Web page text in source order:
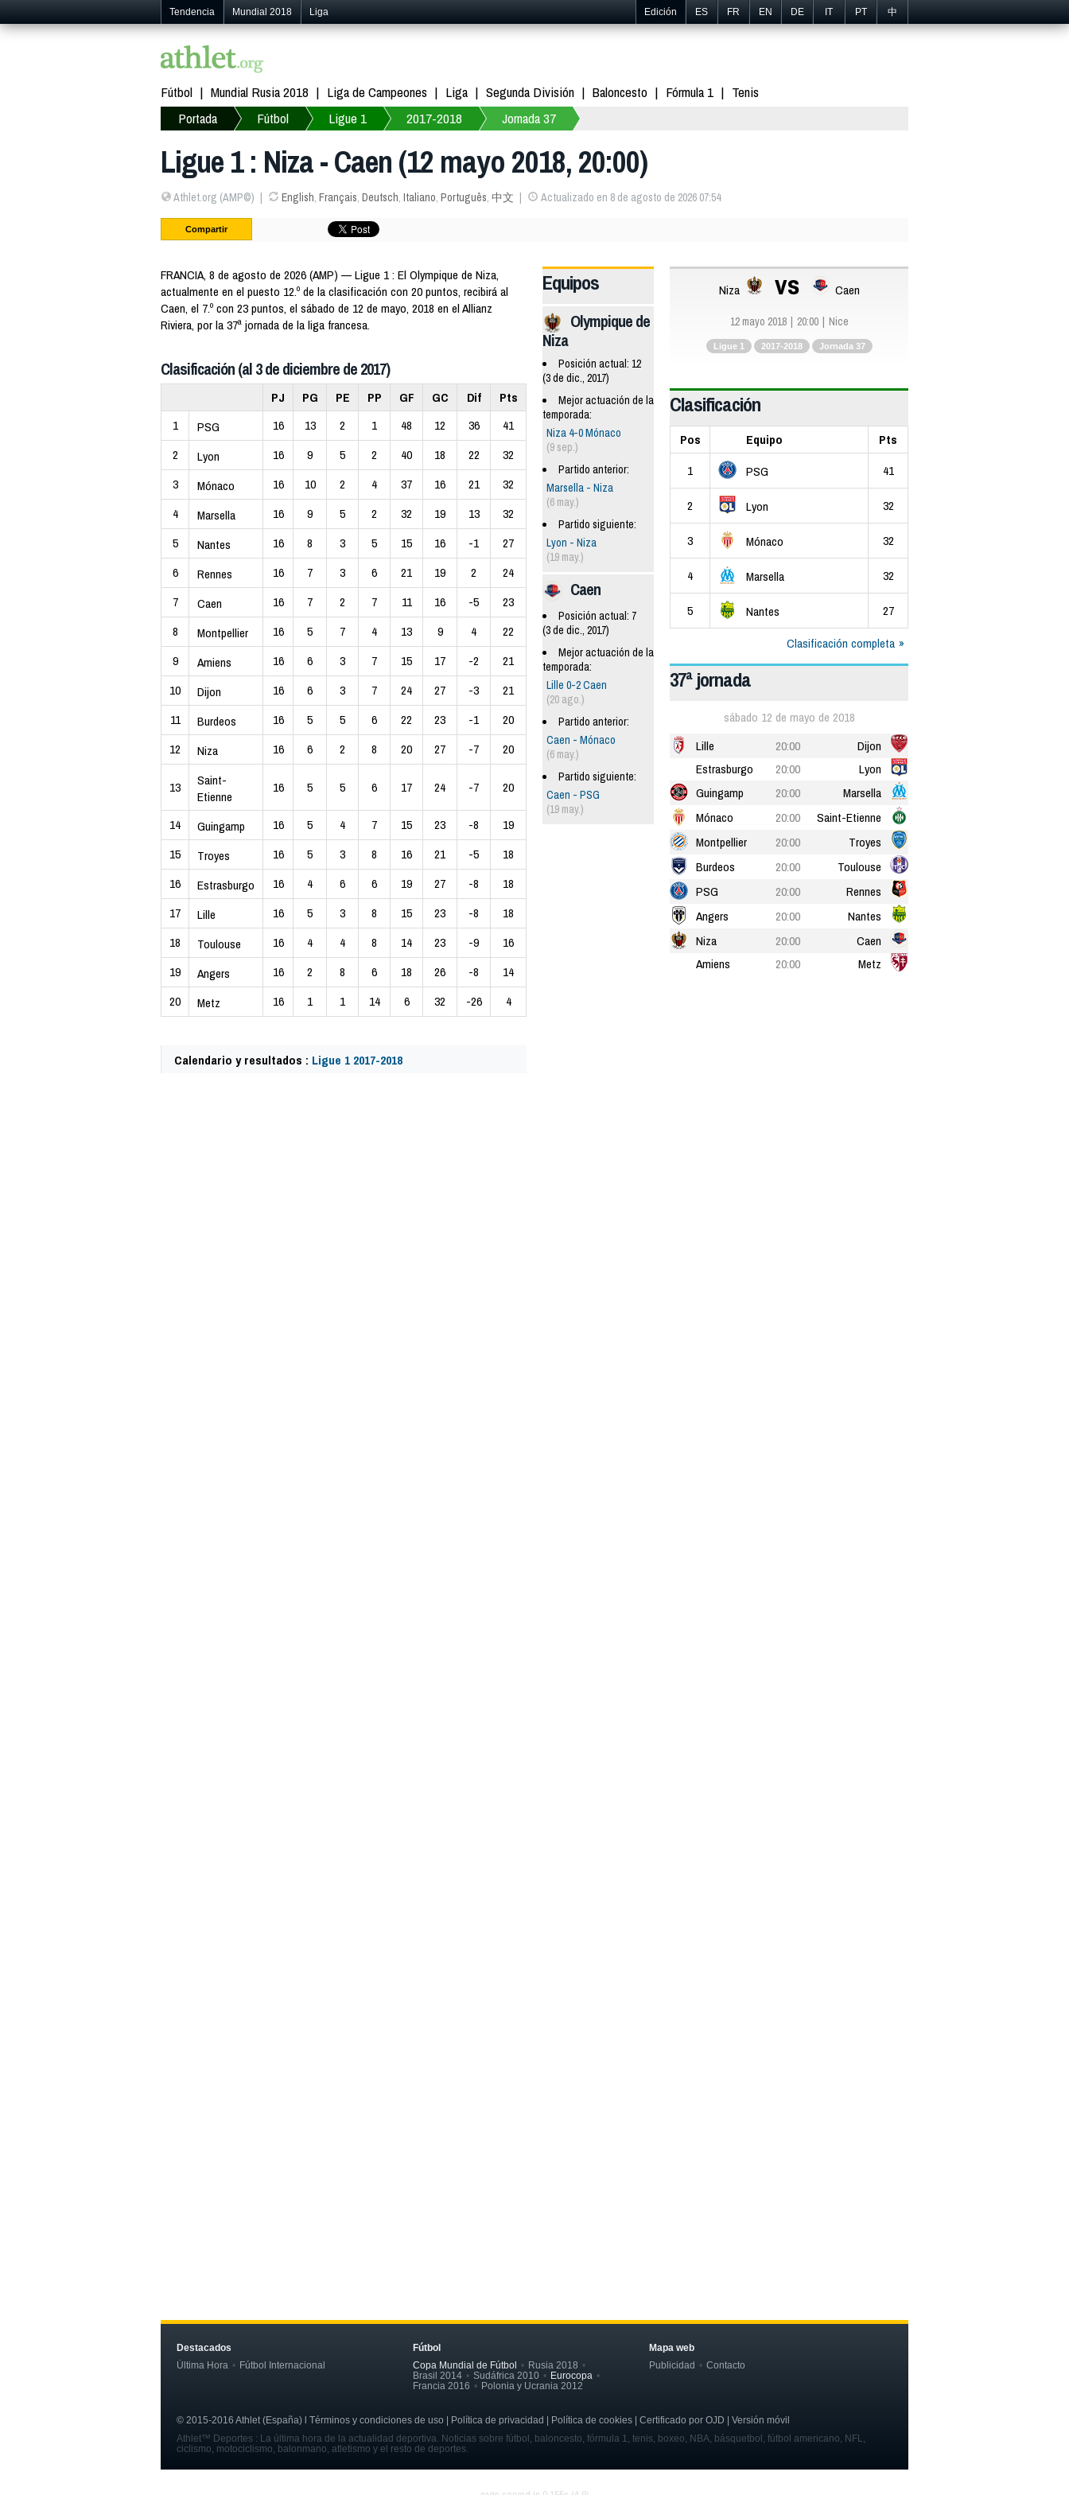
Tendencia Mundial 2018 Liga Edición ES FR EN DE IT PT 中
Fútbol Mundial Rusia 2018 Liga de Campeones Liga Segunda División Baloncesto Fórmula 1
Tenis
Portada
Fútbol Ligue 1 2017-2018 Jornada 37
Ligue 1 : Niza - Caen (12 mayo 2018, 20:00)
Athlet.org (AMP©) English, Français, Deutsch, Italiano, Português, 中文 Actualizado en 8 de agosto de 2026 07:54
Compartir
FRANCIA, 8 de agosto de 2026 (AMP) — Ligue 1 : El Olympique de Niza,
actualmente en el puesto 12.º de la clasificación con 20 puntos, recibirá al
Caen, el 7.º con 23 puntos, el sábado de 12 de mayo, 2018 en el Allianz
Riviera, por la 37ª jornada de la liga francesa.
Clasificación (al 3 de diciembre de 2017)
PJ PG PE PP GF GC Dif
Pts
1
PSG 16 13 2 1 48 12 36
41
2
Lyon 16 9 5 2 40 18 22
32
3
Mónaco 16 10 2 4 37 16 21
32
4
Marsella 16 9 5 2 32 19 13
32
5
Nantes 16 8 3 5 15 16 -1
27
6
Rennes 16 7 3 6 21 19 2
24
7
Caen 16 7 2 7 11 16 -5
23
8
Montpellier 16 5 7 4 13 9 4
22
9
Amiens 16 6 3 7 15 17 -2
21
10
Dijon 16 6 3 7 24 27 -3
21
11
Burdeos 16 5 5 6 22 23 -1
20
12
Niza 16 6 2 8 20 27 -7 20
13
Saint-
Etienne
16 5 5 6 17 24 -7 20
14 Guingamp 16 5 4 7 15 23 -8
19
15
Troyes 16 5 3 8 16 21 -5
18
16
Estrasburgo 16 4 6 6 19 27 -8
18
17
Lille 16 5 3 8 15 23 -8
18
18
Toulouse 16 4 4 8 14 23 -9
16
19
Angers 16 2 8 6 18 26 -8
14
20
Metz 16 1 1 14 6 32 -26 4
Calendario y resultados : Ligue 1 2017-2018
Equipos
Olympique de
Niza
Posición actual: 12
(3 de dic., 2017)
Mejor actuación de la
temporada:
Niza 4-0 Mónaco
(9 sep.)
Partido anterior:
Marsella - Niza
(6 may.)
Partido siguiente:
Lyon - Niza
(19 may.)
Caen
Posición actual: 7
(3 de dic., 2017)
Mejor actuación de la
temporada:
Lille 0-2 Caen
(20 ago.)
Partido anterior:
Caen - Mónaco
(6 may.)
Partido siguiente:
Caen - PSG
(19 may.)
Niza vs Caen
12 mayo 2018 20:00 Nice
Ligue 1 2017-2018 Jornada 37
Clasificación
Pos Equipo
Pts
1
PSG 41
2 Lyon 32
3 Mónaco 32
4 Marsella 32
5 Nantes
27
Clasificación completa
37ª jornada
sábado 12 de mayo de 2018
Lille
20:00
Dijon
Estrasburgo
20:00
Lyon
Guingamp
20:00
Marsella
Mónaco
20:00
Saint-Etienne
Montpellier
20:00
Troyes
Burdeos
20:00
Toulouse
PSG
20:00
Rennes
Angers
20:00
Nantes
Niza
20:00
Caen
Amiens
20:00 Metz
Destacados
Última Hora
Fútbol Internacional
Fútbol
Copa Mundial de Fútbol
Rusia 2018
Brasil 2014
Sudáfrica 2010
Eurocopa
Francia 2016
Polonia y Ucrania 2012
Mapa web
Publicidad
Contacto
© 2015-2016 Athlet (España) l Términos y condiciones de uso | Política de privacidad | Política de cookies | Certificado por OJD | Versión móvil
Athlet™ Deportes : La última hora de la actualidad deportiva. Noticias sobre fútbol, baloncesto, fórmula 1, tenis, boxeo, NBA, básquetbol, fútbol americano, NFL,
ciclismo, motociclismo, balonmano, atletismo y el resto de deportes.